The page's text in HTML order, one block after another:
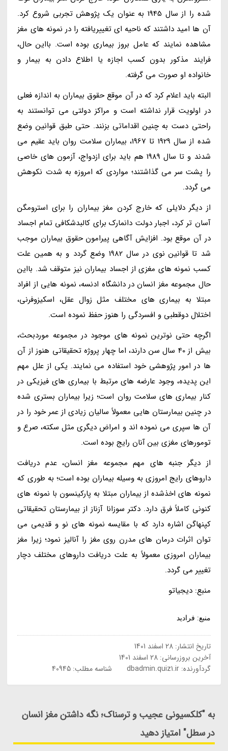
شده را از سال 1945 به عنوان یک پژوهش تجربی شروع کرد.
آن ها امید داشتند که ناحیه ای تغییریافته را در نمونه های مغز
مشاهده نمایند که عامل بروز بیماری بوده است. بااین حال،
فرایند مذکور بدون کسب اجازه یا اطلاع دادن به بیمار و
خانواده او صورت می گرفته.
البته باید اعلام کرد که در آن موقع حقوق بیماران به اندازه فعلی
در اولویت قرار نداشته است و مراکز دولتی می توانستند به
راحتی دست به چنین اقداماتی بزنند. حتی طبق قوانین وضع
شده از سال 1929 تا 1967، بیماران سلامت روان باید عقیم می
شدند و تا سال 1989 هم باید برای ازدواج، آزمون های خاصی
را پشت سر می گذاشتند؛ مواردی که امروزه به شدت نکوهش
می گردد.
از دیگر دلایلی که خارج کردن مغز بیماران را برای استرومگن
آسان تر کرد، اجبار دولت دانمارک برای کالبدشکافی تمام اجساد
در آن موقع بود. افزایش آگاهی پیرامون حقوق بیماران موجب
شد تا قوانین نوی در سال 1982 وضع گردد و به همین علت
کسب نمونه های مغزی از اجساد بیماران نیز متوقف شد. بااین
حال مجموعه مغز انسان در دانشگاه ادنسه، نمونه هایی از افراد
مبتلا به بیماری های مختلف مثل زوال عقل، اسکیزوفرنی،
اختلال دوقطبی و افسردگی را هنوز حفظ نموده است.
اگرچه حتی نوترین نمونه های موجود در مجموعه موردبحث،
بیش از 40 سال سن دارند، اما چهار پروژه تحقیقاتی هنوز از آن
ها در امور پژوهشی خود استفاده می نمایند. یکی از علل مهم
این پدیده، وجود عارضه های مرتبط با بیماری های فیزیکی در
کنار بیماری های سلامت روان است؛ زیرا بیماران بستری شده
در چنین بیمارستان هایی معمولاً سالیان زیادی از عمر خود را در
آن ها سپری می نموده اند و امراض دیگری مثل سکته، صرع و
تومورهای مغزی بین آنان رایج بوده است.
از دیگر جنبه های مهم مجموعه مغز انسان، عدم دریافت
داروهای رایج امروزی به وسیله بیماران بوده است؛ به طوری که
نمونه های اخذشده از بیماران مبتلا به پارکینسون با نمونه های
کنونی کاملاً فرق دارد. دکتر سوزانا آزناز از بیمارستان تحقیقاتی
کپنهاگن اشاره دارد که با مقایسه نمونه های نو و قدیمی می
توان اثرات درمان های مدرن روی مغز را آنالیز نمود؛ زیرا مغز
بیماران امروزی معمولاً به علت دریافت داروهای مختلف دچار
تغییر می گردد.
منبع: دیجیاتو
منبع: فرادید
تاریخ انتشار:28 اسفند 1401
آخرین بروزرسانی:28 اسفند 1401
گردآورنده:dbadmin.quiz1.ir شناسه مطلب: 40945
به "کلکسیونی عجیب و ترسناک؛ نگه داشتن مغز انسان
در سطل" امتیاز دهید